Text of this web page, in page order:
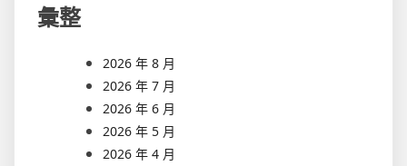
彙整
2026 年 8 月
2026 年 7 月
2026 年 6 月
2026 年 5 月
2026 年 4 月